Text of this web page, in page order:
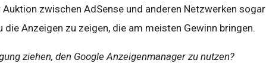
zwischen AdSense und anderen Netzwerken sogar
die Anzeigen zu zeigen, die am meisten Gewinn bringen.
ziehen, den Google Anzeigenmanager zu nutzen?